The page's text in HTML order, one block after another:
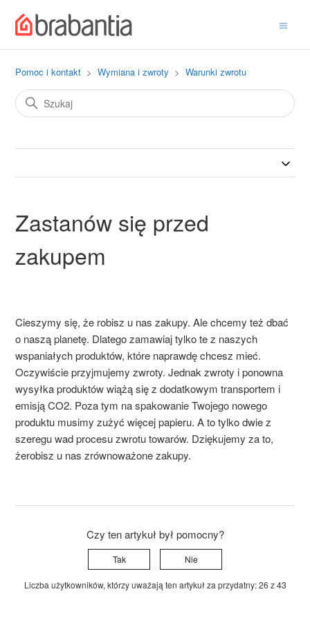
Pomoc i kontakt Wymiana i zwroty Warunki zwrotu
Zastanów się przed
zakupem
Cieszymy się, że robisz u nas zakupy. Ale chcemy też dbać
o naszą planetę. Dlatego zamawiaj tylko te z naszych
wspaniałych produktów, które naprawdę chcesz mieć.
Oczywiście przyjmujemy zwroty. Jednak zwroty i ponowna
wysyłka produktów wiążą się z dodatkowym transportem i
emisją CO2. Poza tym na spakowanie Twojego nowego
produktu musimy zużyć więcej papieru. A to tylko dwie z
szeregu wad procesu zwrotu towarów. Dziękujemy za to,
żerobisz u naszrównoważonezakupy.
Czy ten artykuł był pomocny?
Tak Nie
Liczba użytkowników, którzy uważają ten artykuł za przydatny: 26 z 43